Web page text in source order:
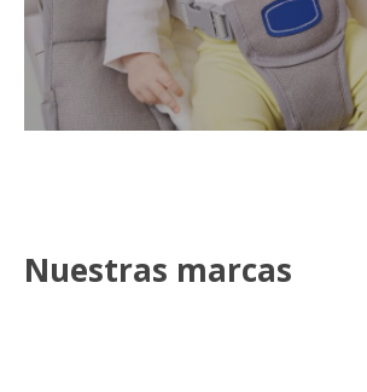
Nuestras marcas